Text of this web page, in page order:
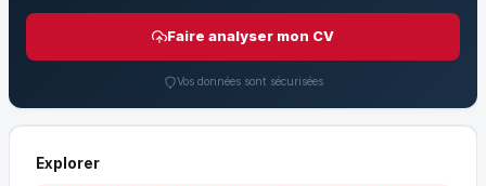
Faire analyser mon CV
Vos données sont sécurisées
Explorer